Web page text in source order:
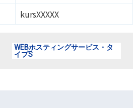
kursXXXXX
WEBホスティングサービス・タ
イプS